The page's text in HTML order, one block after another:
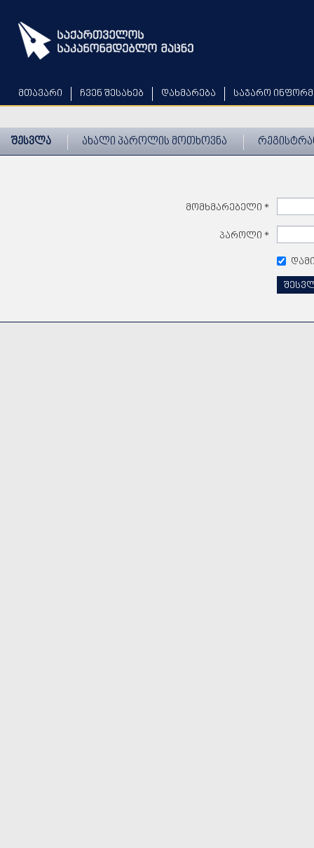
main
content
მთავარი ჩვენ შესახებ დახმარება საჯარო
შესვლა ახალი პაროლის მოთხოვნა
მომხმარებელი *
პაროლი *